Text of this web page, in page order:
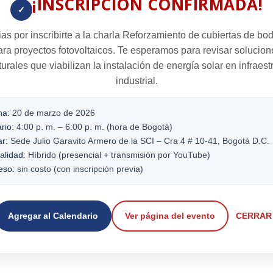
✓
por inscribirte a la charla Reforzamiento de cubiertas de
proyectos fotovoltaicos. Te esperamos para revisar
que viabilizan la instalación de energía solar en
industrial.
20 de marzo de 2026
4:00 p. m. – 6:00 p. m. (hora de Bogotá)
Sede Julio Garavito Armero de la SCI – Cra 4 # 10-41, Bogotá D.C.
Híbrido (presencial + transmisión por YouTube)
sin costo (con inscripción previa)
Agregar al Calendario Ver página del evento CERRAR